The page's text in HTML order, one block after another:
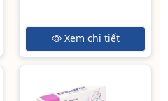
Xem chi tiết